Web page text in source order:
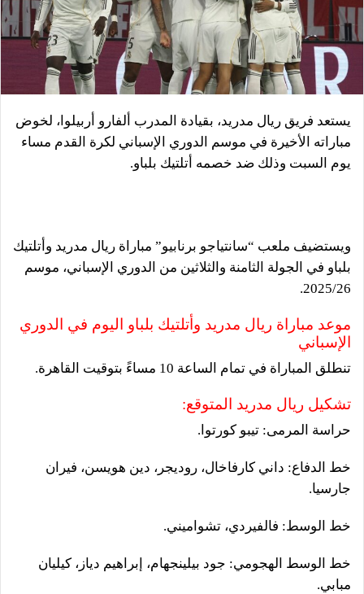
يستعد فريق ريال مدريد، بقيادة المدرب ألفارو أربيلوا، لخوض
مباراته الأخيرة في موسم الدوري الإسباني لكرة القدم مساء
يوم السبت وذلك ضد خصمه أتلتيك بلباو.
ويستضيف ملعب “سانتياجو برنابيو” مباراة ريال مدريد وأتلتيك
بلباو في الجولة الثامنة والثلاثين من الدوري الإسباني، موسم
2025/26.
موعد مباراة ريال مدريد وأتلتيك بلباو اليوم في الدوري
الإسباني
تنطلق المباراة في تمام الساعة 10 مساءً بتوقيت القاهرة.
تشكيل ريال مدريد المتوقع:
حراسة المرمى: تيبو كورتوا.
خط الدفاع: داني كارفاخال، روديجر، دين هويسن، فيران
جارسيا.
خط الوسط: فالفيردي، تشواميني.
خط الوسط الهجومي: جود بيلينجهام، إبراهيم دياز، كيليان
مبابي.